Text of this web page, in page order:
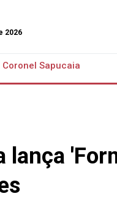
2026
Coronel Sapucaia
lança